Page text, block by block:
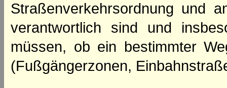
Straßenverkehrsordnung und
verantwortlich sind und
müssen, ob ein bestimmter
(Fußgängerzonen,